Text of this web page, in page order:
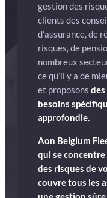
gestion des
clients des
d’assurance, de
risques, de
nombreux
ce qu’il y a de
et proposons
besoins
approfondie.
Aon Belgium
qui se
des risques de
couvre tous les